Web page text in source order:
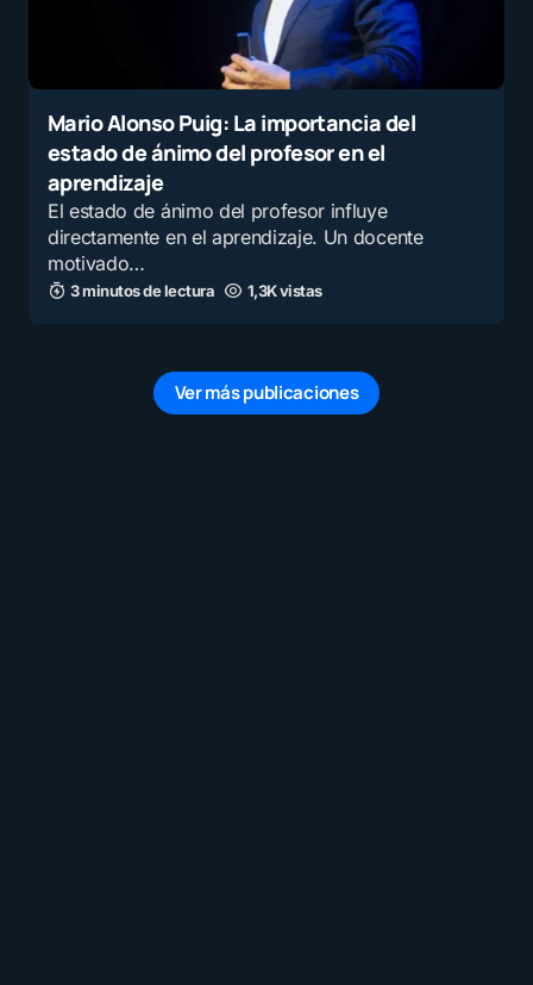
Mario Alonso Puig: La importancia del
estado de ánimo del profesor en el
aprendizaje
El estado de ánimo del profesor influye
directamente en el aprendizaje. Un docente
motivado…
3 minutos de lectura 1,3K vistas
Ver más publicaciones